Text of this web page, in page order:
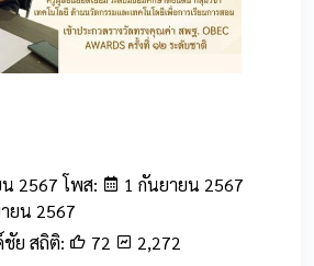
52
2567 โพส:
1 กันยายน 2567
ยน 2567
ชัย สถิติ: 72 2,272